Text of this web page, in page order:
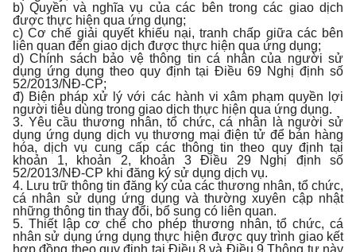
b) Quyền và nghĩa vụ của các bên trong các giao dịch
được thực hiện qua ứng dụng;
c) Cơ chế giải quyết khiếu nại, tranh chấp giữa các bên
liên quan đến giao dịch được thực hiện qua ứng dụng;
d) Chính sách bảo vệ thông tin cá nhân của người sử
dụng ứng dụng theo quy định tại Điều 69 Nghị định số
52/2013/NĐ-CP;
đ) Biện pháp xử lý với các hành vi xâm phạm quyền lợi
người tiêu dùng trong giao dịch thực hiện qua ứng dụng.
3. Yêu cầu thương nhân, tổ chức, cá nhân là người sử
dụng ứng dụng dịch vụ thương mại điện tử để bán hàng
hóa, dịch vụ cung cấp các thông tin theo quy định tại
khoản 1, khoản 2, khoản 3 Điều 29 Nghị định số
52/2013/NĐ-CP khi đăng ký sử dụng dịch vụ.
4. Lưu trữ thông tin đăng ký của các thương nhân, tổ chức,
cá nhân sử dụng ứng dụng và thường xuyên cập nhật
những thông tin thay đổi, bổ sung có liên quan.
5. Thiết lập cơ chế cho phép thương nhân, tổ chức, cá
nhân sử dụng ứng dụng thực hiện được quy trình giao kết
hợp đồng theo quy định tại Điều 8 và Điều 9 Thông tư này